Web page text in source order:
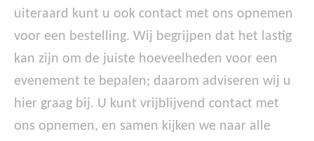
uiteraard kunt u ook contact met ons opnemen
voor een bestelling. Wij begrijpen dat het lastig
kan zijn om de juiste hoeveelheden voor een
evenement te bepalen; daarom adviseren wij u
hier graag bij. U kunt vrijblijvend contact met
ons opnemen, en samen kijken we naar alle